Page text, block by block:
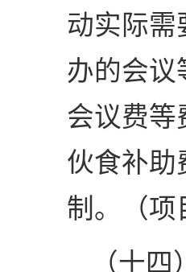
动实际需
办的会议
会议费等
伙食补助
制。（项
（十